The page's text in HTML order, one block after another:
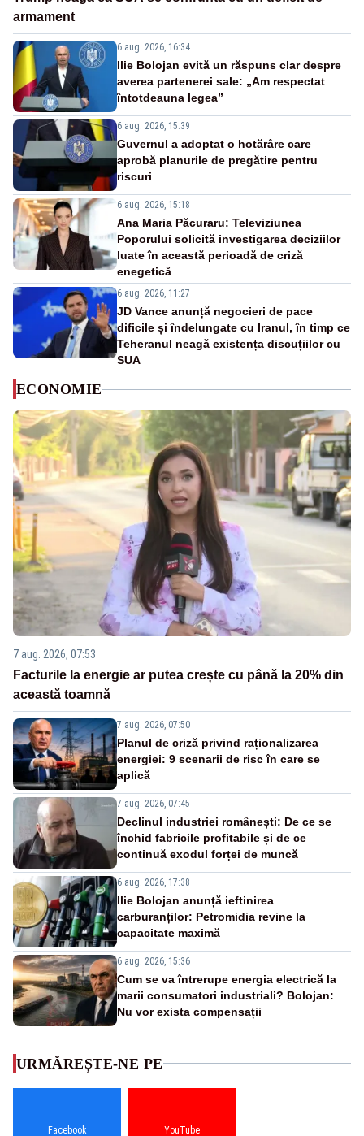
armament
6 aug. 2026, 16:34
Ilie Bolojan evită un răspuns clar despre
averea partenerei sale: „Am respectat
întotdeauna legea”
6 aug. 2026, 15:39
Guvernul a adoptat o hotărâre care
aprobă planurile de pregătire pentru
riscuri
6 aug. 2026, 15:18
Ana Maria Păcuraru: Televiziunea
Poporului solicită investigarea deciziilor
luate în această perioadă de criză
enegetică
6 aug. 2026, 11:27
JD Vance anunță negocieri de pace
dificile și îndelungate cu Iranul, în timp ce
Teheranul neagă existența discuțiilor cu
SUA
ECONOMIE
7 aug. 2026, 07:53
Facturile la energie ar putea crește cu până la 20% din
această toamnă
7 aug. 2026, 07:50
Planul de criză privind raționalizarea
energiei: 9 scenarii de risc în care se
aplică
7 aug. 2026, 07:45
Declinul industriei românești: De ce se
închid fabricile profitabile și de ce
continuă exodul forței de muncă
6 aug. 2026, 17:38
Ilie Bolojan anunță ieftinirea
carburanților: Petromidia revine la
capacitate maximă
6 aug. 2026, 15:36
Cum se va întrerupe energia electrică la
marii consumatori industriali? Bolojan:
Nu vor exista compensații
URMĂREȘTE-NE PE
Facebook YouTube